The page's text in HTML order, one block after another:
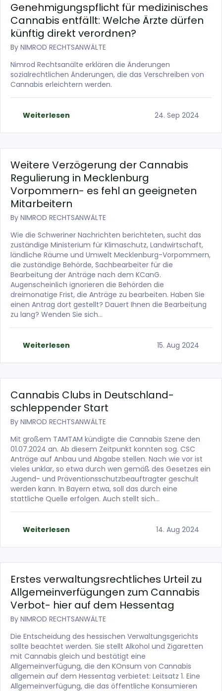
Genehmigungspflicht für medizinisches
Cannabis entfällt: Welche Ärzte dürfen
künftig direkt verordnen?
By NIMROD RECHTSANWÄLTE
Nimrod Rechtsanälte erklären die Änderungen
sozialrechtlichen Änderungen, die das Verschreiben von
Cannabis erleichtern werden.
Weiterlesen 24. Sep 2024
Weitere Verzögerung der Cannabis
Regulierung in Mecklenburg
Vorpommern- es fehl an geeigneten
Mitarbeitern
By NIMROD RECHTSANWÄLTE
Wie die Schweriner Nachrichten berichteten, sucht das
zuständige Ministerium für Klimaschutz, Landwirtschaft,
ländliche Räume und Umwelt Mecklenburg-Vorpommern,
die zuständige Behörde, Sachbearbeiter für die
Bearbeitung der Anträge nach dem KCanG.
Augenscheinlich ignorieren die Behörden die
dreimonatige Frist, die Anträge zu bearbeiten. Haben Sie
einen Antrag dort gestellt? Dauert Ihnen die Bearbeitung
zu lang? Wenden Sie sich…
Weiterlesen 15. Aug 2024
Cannabis Clubs in Deutschland-
schleppender Start
By NIMROD RECHTSANWÄLTE
Mit großem TAMTAM kündigte die Cannabis Szene den
01.07.2024 an. Ab diesem Zeitpunkt konnten sog. CSC
Anträge auf Anbau und Abgabe stellen. Nach wie vor ist
vieles unklar, so etwa durch wen gemäß des Gesetzes ein
Jugend- und Präventionsschutzbeauftragter geschult
werden kann. In Bayern etwa, soll das durch eine
stattliche Quelle erfolgen. Auch stellt sich…
Weiterlesen 14. Aug 2024
Erstes verwaltungsrechtliches Urteil zu
Allgemeinverfügungen zum Cannabis
Verbot- hier auf dem Hessentag
By NIMROD RECHTSANWÄLTE
Die Entscheidung des hessischen Verwaltungsgerichts
sollte beachtet werden. Sie stellt Alkohol und Zigaretten
mit Cannabis gleich und bestätigt eine
Allgemeinverfügung, die den KOnsum von Cannabis
allgemein auf dem Hessentag verbietet: Leitsatz 1. Eine
Allgemeinverfügung, die das öffentliche Konsumieren